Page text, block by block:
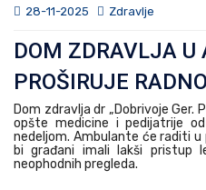
28-11-2025 Zdravlje
DOM ZDRAVLJA U
PROŠIRUJE
Dom zdravlja dr „Dobrivoje Ger.
opšte medicine i pedijatrije
nedeljom. Ambulante će raditi u
bi građani imali lakši pristup
neophodnih pregleda.